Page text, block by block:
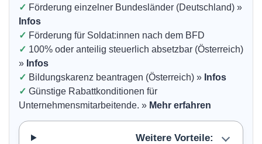
✓ Förderung einzelner Bundesländer (Deutschland) »
Infos
✓ Förderung für Soldat:innen nach dem BFD
✓ 100% oder anteilig steuerlich absetzbar (Österreich)
» Infos
✓ Bildungskarenz beantragen (Österreich) » Infos
✓ Günstige Rabattkonditionen für
Unternehmensmitarbeitende. » Mehr erfahren
Weitere Vorteile: